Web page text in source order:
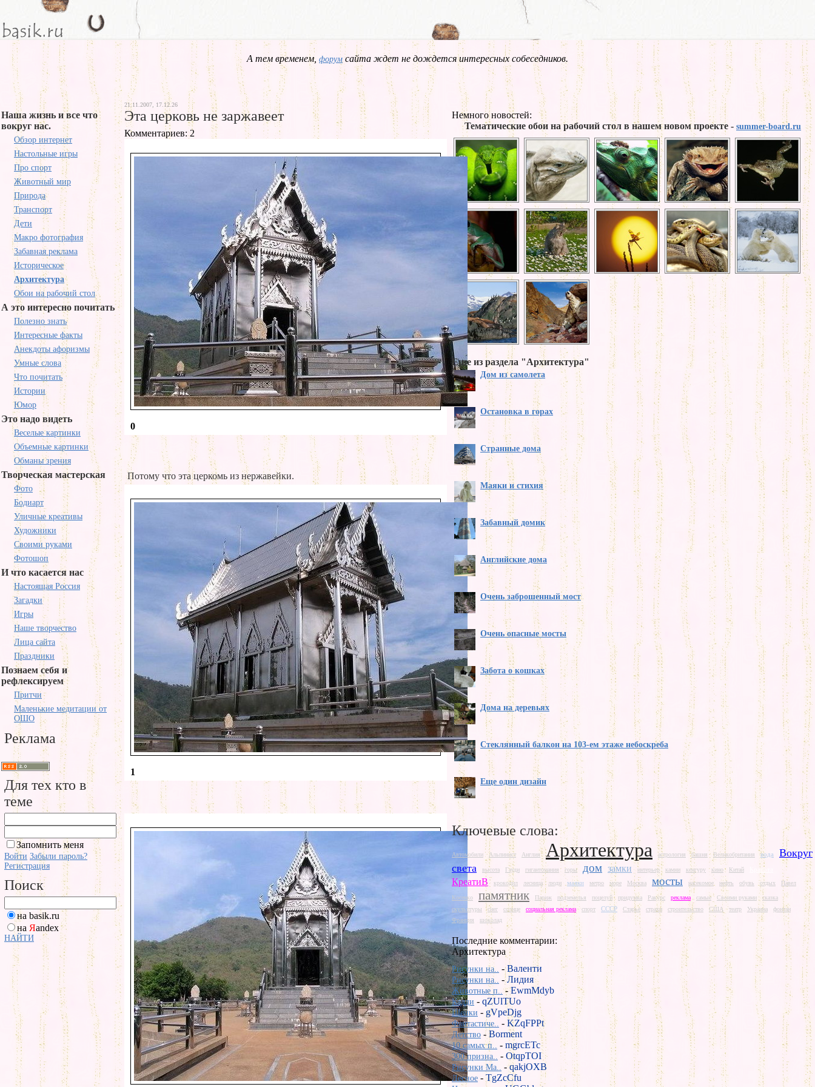
А тем временем, форум сайта ждет не дождется интересных собеседников.
Наша жизнь и все что
вокруг нас.
Обзор интернет
Настольные игры
Про спорт
Животный мир
Природа
Транспорт
Дети
Макро фотография
Забавная реклама
Историческое
Архитектура
Обои на рабочий стол
А это интересно почитать
Полезно знать
Интересные факты
Анекдоты афоризмы
Умные слова
Что почитать
Истории
Юмор
Это надо видеть
Веселые картинки
Объемные картинки
Обманы зрения
Творческая мастерская
Фото
Бодиарт
Уличные креативы
Художники
Своими руками
Фотошоп
И что касается нас
Настоящая Россия
Загадки
Игры
Наше творчество
Лица сайта
Праздники
Познаем себя и
рефлексируем
Притчи
Маленькие медитации от
ОШО
Реклама
Для тех кто в
теме
Запомнить меня
Войти Забыли пароль?
Регистрация
Поиск
на basik.ru
на Яandex
НАЙТИ
21.11.2007, 17.12.26
Эта церковь не заржавеет
Комментариев: 2
0
Потому что эта церкомь из нержавейки.
1
Немного новостей:
Тематические обои на рабочий стол в нашем новом проекте - summer-board.ru
Еще из раздела "Архитектура"
Дом из самолета
Остановка в горах
Странные дома
Маяки и стихия
Забавный домик
Английские дома
Очень заброшенный мост
Очень опасные мосты
Забота о кошках
Дома на деревьях
Стеклянный балкон на 103-ем этаже небоскреба
Еще один дизайн
Ключевые слова:
Автомобили Альпинист Англия Архитектура астрология башня Великобритания вода
Вокруг
света
высота Гауди гигантомания горы дом замки интерьер камни кенгуру кино Китай Красота
КреатиВ крокодил лесница люди маяки метро море Москва мосты насекомое нефть обувь отдых Павел
Косенко памятник Париж подземелья поцелуй придумка Ракурс реклама самые Своими руками
сказка
скульптуры
снег солнце социальная реклама спорт СССР Старье страхи строительство США театр Украина
фонтан
Франция
шоколад
Последние комментарии:
Архитектура
Рисунки на.. -Валенти
Рисунки на.. -Лидия
Животные п..-EwmMdyb
Кадди - qZUlTUo
Щенки - gVpeDjg
Фантастиче.. - KZqFPPt
Детство - Borment
10 самых п.. - mgrcETc
300 призна.. - OtqpTOI
Рисунки Ma.. -qakjOXB
Лесное - TgZcCfu